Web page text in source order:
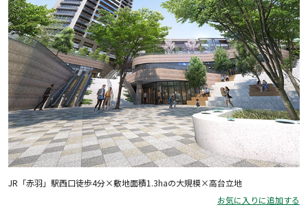
JR「赤羽」駅西口徒歩4分×敷地面積1.3haの大規模×高台立地
お気に入りに追加する